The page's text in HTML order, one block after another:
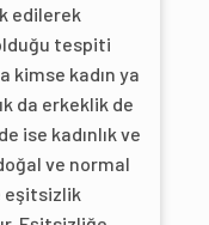
edilerek
tespiti
kimse kadın ya
da erkeklik de
ise kadınlık ve
ve normal
eşitsizlik